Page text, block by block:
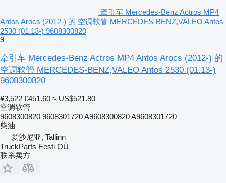
牵引车 Mercedes-Benz Actros MP4
Antos Arocs (2012-) 的 空调软管 MERCEDES-BENZ,VALEO Antos
2530 (01.13-) 9608300820
9
牵引车 Mercedes-Benz Actros MP4 Antos Arocs (2012-) 的
空调软管 MERCEDES-BENZ,VALEO Antos 2530 (01.13-)
9608300820
¥3,522 €451.60 ≈ US$521.80
空调软管
9608300820 9608301720 A9608300820 A9608301720
柴油
爱沙尼亚, Tallinn
TruckParts Eesti OÜ
联系卖方